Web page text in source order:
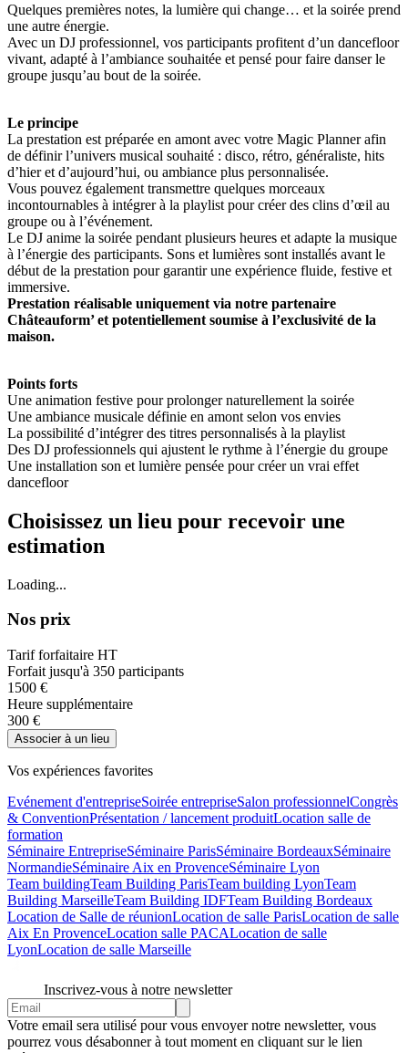
Quelques premières notes, la lumière qui change… et la soirée prend
une autre énergie.
Avec un DJ professionnel, vos participants profitent d’un dancefloor
vivant, adapté à l’ambiance souhaitée et pensé pour faire danser le
groupe jusqu’au bout de la soirée.
Le principe
La prestation est préparée en amont avec votre Magic Planner afin
de définir l’univers musical souhaité : disco, rétro, généraliste, hits
d’hier et d’aujourd’hui, ou ambiance plus personnalisée.
Vous pouvez également transmettre quelques morceaux
incontournables à intégrer à la playlist pour créer des clins d’œil au
groupe ou à l’événement.
Le DJ anime la soirée pendant plusieurs heures et adapte la musique
à l’énergie des participants. Sons et lumières sont installés avant le
début de la prestation pour garantir une expérience fluide, festive et
immersive.
Prestation réalisable uniquement via notre partenaire
Châteauform’ et potentiellement soumise à l’exclusivité de la
maison.
Points forts
Une animation festive pour prolonger naturellement la soirée
Une ambiance musicale définie en amont selon vos envies
La possibilité d’intégrer des titres personnalisés à la playlist
Des DJ professionnels qui ajustent le rythme à l’énergie du groupe
Une installation son et lumière pensée pour créer un vrai effet
dancefloor
Choisissez un lieu pour recevoir une
estimation
Loading...
Nos prix
Tarif forfaitaire HT
Forfait jusqu'à 350 participants
1500 €
Heure supplémentaire
300 €
Associer à un lieu
Vos expériences favorites
Evénement d'entrepriseSoirée entrepriseSalon professionnelCongrès
& ConventionPrésentation / lancement produitLocation salle de
formation
Séminaire EntrepriseSéminaire ParisSéminaire BordeauxSéminaire
NormandieSéminaire Aix en ProvenceSéminaire Lyon
Team buildingTeam Building ParisTeam building LyonTeam
Building MarseilleTeam Building IDFTeam Building Bordeaux
Location de Salle de réunionLocation de salle ParisLocation de salle
Aix En ProvenceLocation salle PACALocation de salle
LyonLocation de salle Marseille
Inscrivez-vous à notre newsletter
Votre email sera utilisé pour vous envoyer notre newsletter, vous
pourrez vous désabonner à tout moment en cliquant sur le lien